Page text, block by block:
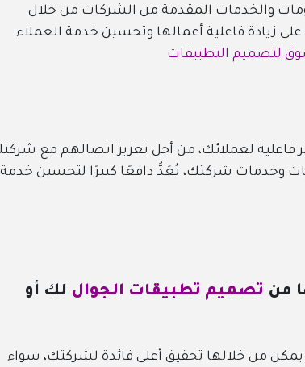
والخدمات المقدمة من الشركات من خلال
زيادة فاعلية أعمالها وتحسين خدمة العملاء
لتصميم التطبيقات
فاعلية لعملائك، من أجل تعزيز اتصالهم مع
وخدمات شركتك، يُعَدُّ دافعًا كبيرًا لتحسين خدمة
من تصميم تطبيقات الجوال لك أو
يمكن من خلالها تحقيق أعلى فائدة لشركتك، سواء